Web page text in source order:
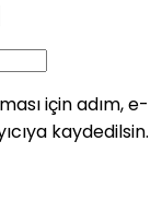
için adım, e-
kaydedilsin.